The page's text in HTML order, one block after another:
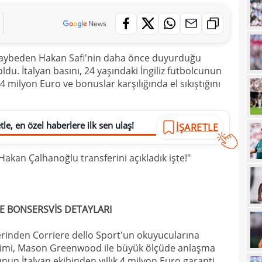
Hakan Safi'nin daha önce duyurduğu
İtalyan basını, 24 yaşındaki İngiliz futbolcunun
Euro ve bonuslar karşılığında el sıkıştığını
en özel haberlere ilk sen ulaş! İŞARETLE
Çalhanoğlu transferini açıkladık işte!"
BONSERSVİS DETAYLARI
Corriere dello Sport'un okuyucularına
Mason Greenwood ile büyük ölçüde anlaşma